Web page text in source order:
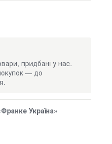
придбані у нас.
— до
Україна»